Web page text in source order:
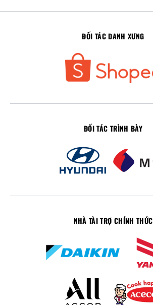
ĐỐI TÁC DANH XƯNG
ĐỐI TÁC TRÌNH BÀY
NHÀ TÀI TRỢ CHÍNH THỨC